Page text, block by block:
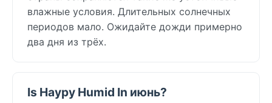
влажные условия. Длительных солнечных
периодов мало. Ожидайте дожди примерно
два дня из трёх.
Is Науру Humid In июнь?